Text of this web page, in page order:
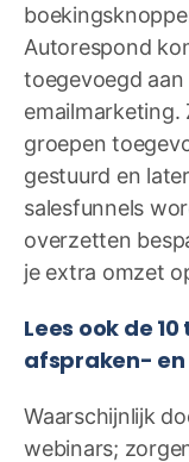
Autorespond
toegevoegd aan
emailmarketing.
groepen
gestuurd en
salesfunnels
overzetten
je extra omzet
Lees ook de
afspraken-
Waarschijnlijk
webinars;